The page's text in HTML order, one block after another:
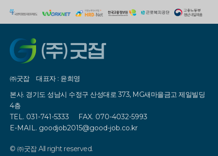
㈜굿잡 대표자 : 윤희영
본사. 경기도 성남시 수정구 산성대로 373, MG새마을금고 제일빌딩
4층
TEL. 031-741-5333
FAX. 070-4032-5993
E-MAIL. goodjob2015@good-job.co.kr
© ㈜굿잡 All right reserved.